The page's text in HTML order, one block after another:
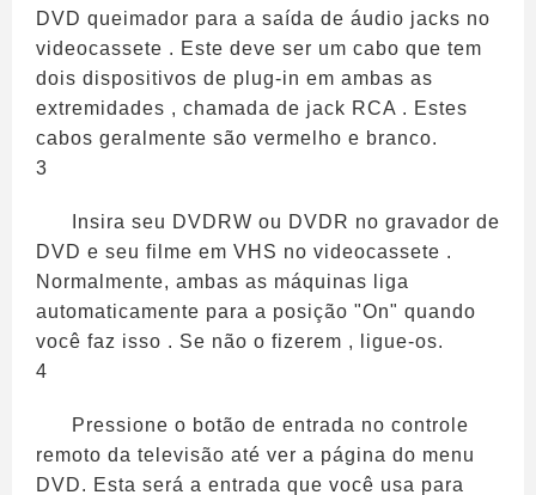
DVD queimador para a saída de áudio jacks no
videocassete . Este deve ser um cabo que tem
dois dispositivos de plug-in em ambas as
extremidades , chamada de jack RCA . Estes
cabos geralmente são vermelho e branco.
3
Insira seu DVDRW ou DVDR no gravador de
DVD e seu filme em VHS no videocassete .
Normalmente, ambas as máquinas liga
automaticamente para a posição "On" quando
você faz isso . Se não o fizerem , ligue-os.
4
Pressione o botão de entrada no controle
remoto da televisão até ver a página do menu
DVD. Esta será a entrada que você usa para